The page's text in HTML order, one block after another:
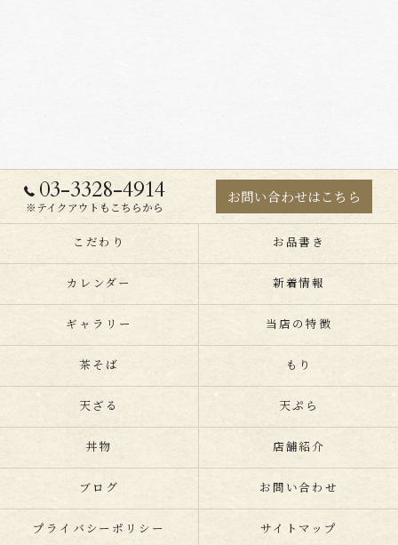
03-3328-4914
※テイクアウトもこちらから
お問い合わせはこちら
こだわり お品書き
カレンダー 新着情報
ギャラリー 当店の特徴
茶そば もり
天ざる 天ぷら
丼物 店舗紹介
ブログ お問い合わせ
プライバシーポリシー サイトマップ